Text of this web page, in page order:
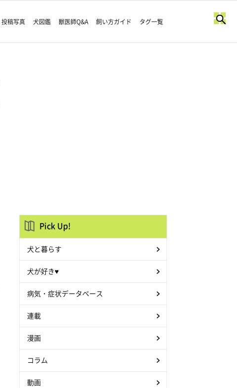
投稿写真 犬図鑑 獣医師Q&A 飼い方ガイド タグ一覧
Pick Up!
犬と暮らす
犬が好き♥
病気・症状データベース
連載
漫画
コラム
動画